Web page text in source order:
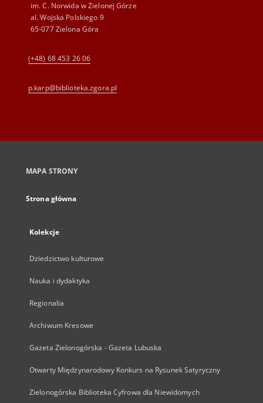
im. C. Norwida w Zielonej Górze
al. Wojska Polskiego 9
65-077 Zielona Góra
(+48) 68 453 26 06
p.karp@biblioteka.zgora.pl
MAPA STRONY
Strona główna
Kolekcje
Dziedzictwo kulturowe
Nauka i dydaktyka
Regionalia
Archiwum Kresowe
Gazeta Zielonogórska - Gazeta Lubuska
Otwarty Międzynarodowy Konkurs na Rysunek Satyryczny
Zielonogórska Biblioteka Cyfrowa dla Niewidomych